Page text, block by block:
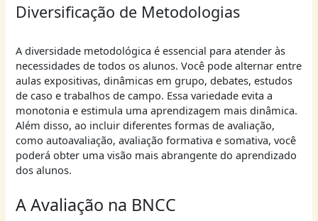
Diversificação de Metodologias
A diversidade metodológica é essencial para atender às
necessidades de todos os alunos. Você pode alternar entre
aulas expositivas, dinâmicas em grupo, debates, estudos
de caso e trabalhos de campo. Essa variedade evita a
monotonia e estimula uma aprendizagem mais dinâmica.
Além disso, ao incluir diferentes formas de avaliação,
como autoavaliação, avaliação formativa e somativa, você
poderá obter uma visão mais abrangente do aprendizado
dos alunos.
A Avaliação na BNCC